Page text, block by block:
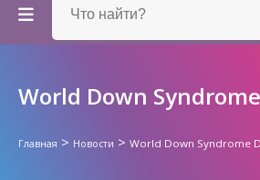
World Down
Главная > Новости > World Down Syndrome